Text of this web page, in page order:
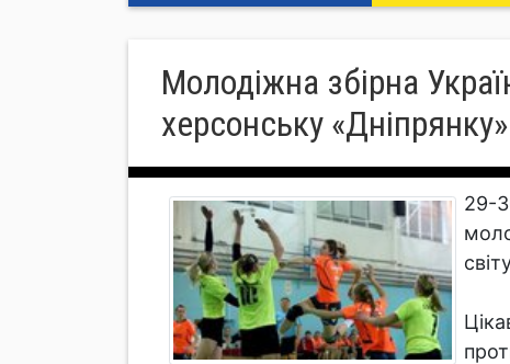
Молодіжна збірна
херсонську «Дніпрянку»
29-